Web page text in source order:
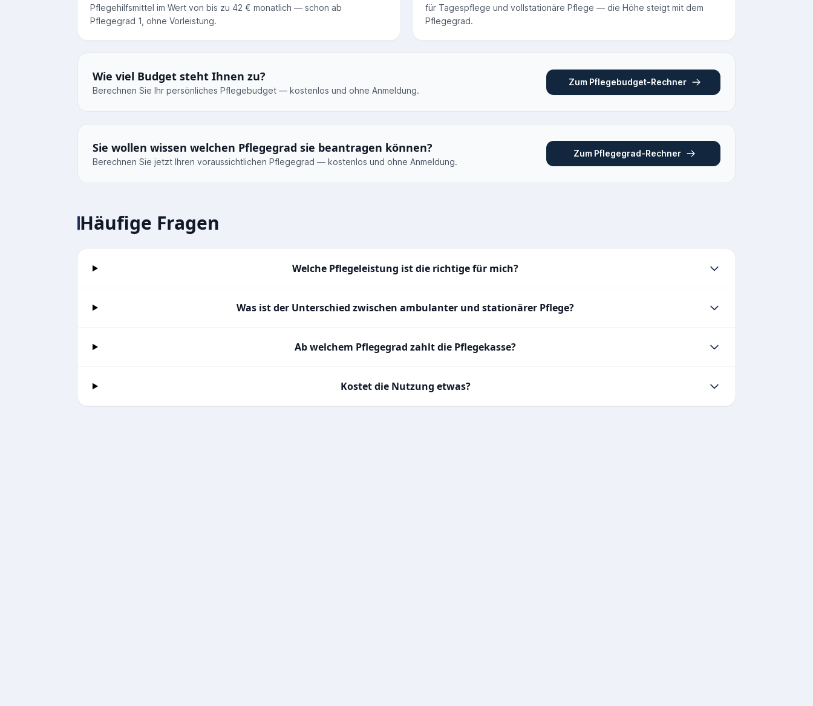
Pflegehilfsmittel im Wert von bis zu 42 € monatlich — schon ab
Pflegegrad 1, ohne Vorleistung.
für Tagespflege und vollstationäre Pflege — die Höhe steigt mit dem
Pflegegrad.
Wie viel Budget steht Ihnen zu?
Berechnen Sie Ihr persönliches Pflegebudget — kostenlos und ohne Anmeldung.
Zum Pflegebudget-Rechner
Sie wollen wissen welchen Pflegegrad sie beantragen können?
Berechnen Sie jetzt Ihren voraussichtlichen Pflegegrad — kostenlos und ohne Anmeldung.
Zum Pflegegrad-Rechner
Häufige Fragen
Welche Pflegeleistung ist die richtige für mich?
Was ist der Unterschied zwischen ambulanter und stationärer Pflege?
Ab welchem Pflegegrad zahlt die Pflegekasse?
Kostet die Nutzung etwas?